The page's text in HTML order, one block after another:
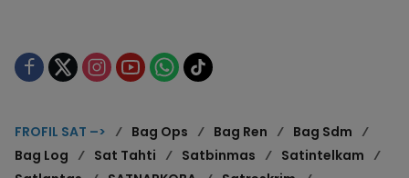
FROFIL SAT –> Bag Ops Bag Ren
Bag Sdm
Bag Log
Sat Tahti Satbinmas
Satintelkam